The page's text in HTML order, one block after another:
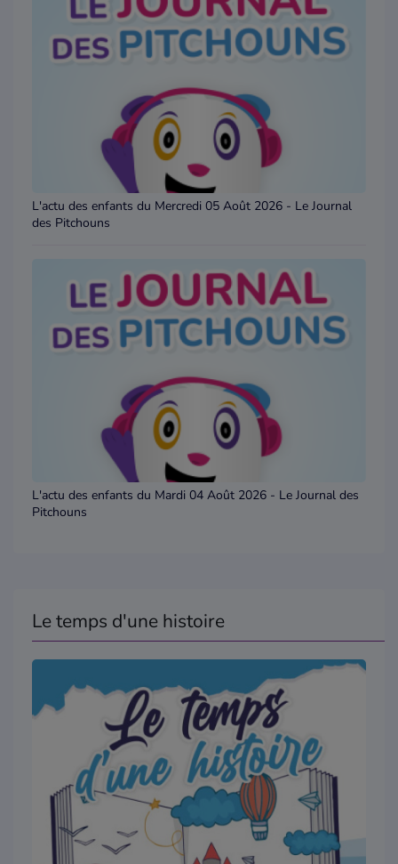
L'actu des enfants du Mercredi 05 Août 2026 - Le Journal
des Pitchouns
L'actu des enfants du Mardi 04 Août 2026 - Le Journal des
Pitchouns
Le temps d'une histoire